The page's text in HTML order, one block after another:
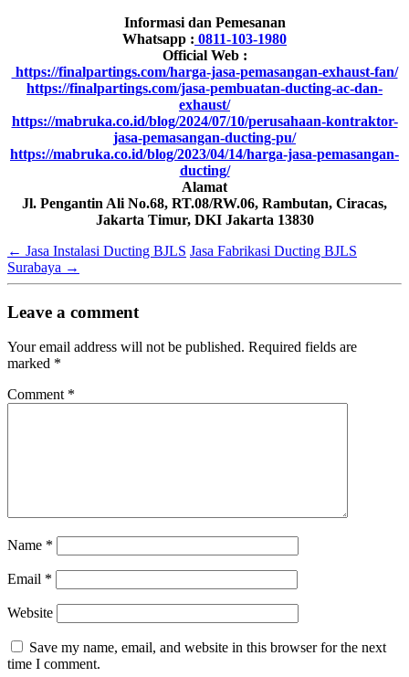
Informasi dan Pemesanan
Whatsapp : 0811-103-1980
Official Web :
https://finalpartings.com/harga-jasa-pemasangan-exhaust-fan/
https://finalpartings.com/jasa-pembuatan-ducting-ac-dan-
exhaust/
https://mabruka.co.id/blog/2024/07/10/perusahaan-kontraktor-
jasa-pemasangan-ducting-pu/
https://mabruka.co.id/blog/2023/04/14/harga-jasa-pemasangan-
ducting/
Alamat
Jl. Pengantin Ali No.68, RT.08/RW.06, Rambutan, Ciracas,
Jakarta Timur, DKI Jakarta 13830
← Jasa Instalasi Ducting BJLS Jasa Fabrikasi Ducting BJLS
Surabaya →
Leave a comment
Your email address will not be published. Required fields are
marked *
Comment *
Name *
Email *
Website
Save my name, email, and website in this browser for the next
time I comment.